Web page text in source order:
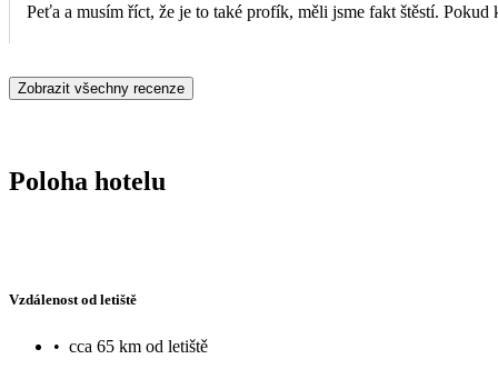
Peťa a musím říct, že je to také profík, měli jsme fakt štěstí.
Zobrazit všechny recenze
Poloha hotelu
Vzdálenost od letiště
• cca 65 km od letiště